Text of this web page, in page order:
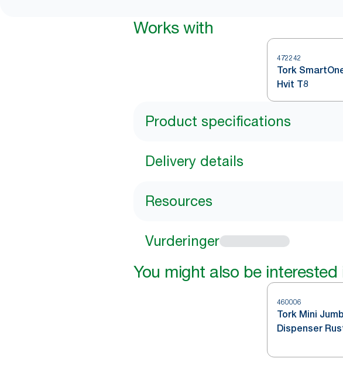
Works with
472242
Tork
Hvit T8
Product specifications
Delivery details
Resources
Vurderinger
You might also be interested
460006
Tork Mini
Dispenser